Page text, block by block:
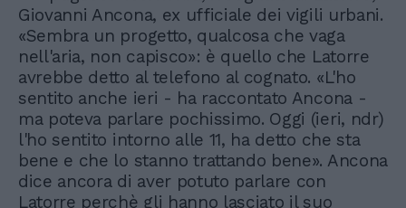
Giovanni Ancona, ex ufficiale dei vigili urbani.
«Sembra un progetto, qualcosa che vaga
nell'aria, non capisco»: è quello che Latorre
avrebbe detto al telefono al cognato. «L'ho
sentito anche ieri - ha raccontato Ancona -
ma poteva parlare pochissimo. Oggi (ieri, ndr)
l'ho sentito intorno alle 11, ha detto che sta
bene e che lo stanno trattando bene». Ancona
dice ancora di aver potuto parlare con
Latorre perchè gli hanno lasciato il suo